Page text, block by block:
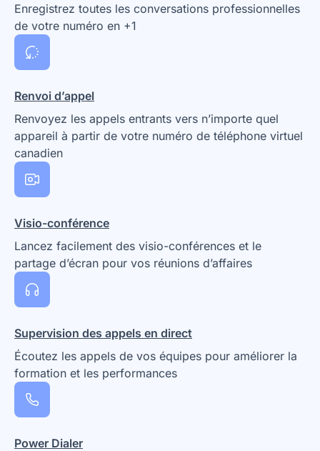
Enregistrez toutes les conversations professionnelles
de votre numéro en +1
Renvoi d’appel
Renvoyez les appels entrants vers n’importe quel
appareil à partir de votre numéro de téléphone virtuel
canadien
Visio-conférence
Lancez facilement des visio-conférences et le
partage d’écran pour vos réunions d’affaires
Supervision des appels en direct
Écoutez les appels de vos équipes pour améliorer la
formation et les performances
Power Dialer